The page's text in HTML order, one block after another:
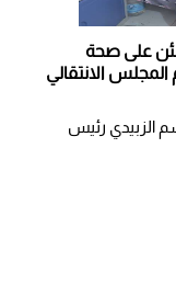
على صحة
المجلس الانتقالي
الزبيدي رئيس